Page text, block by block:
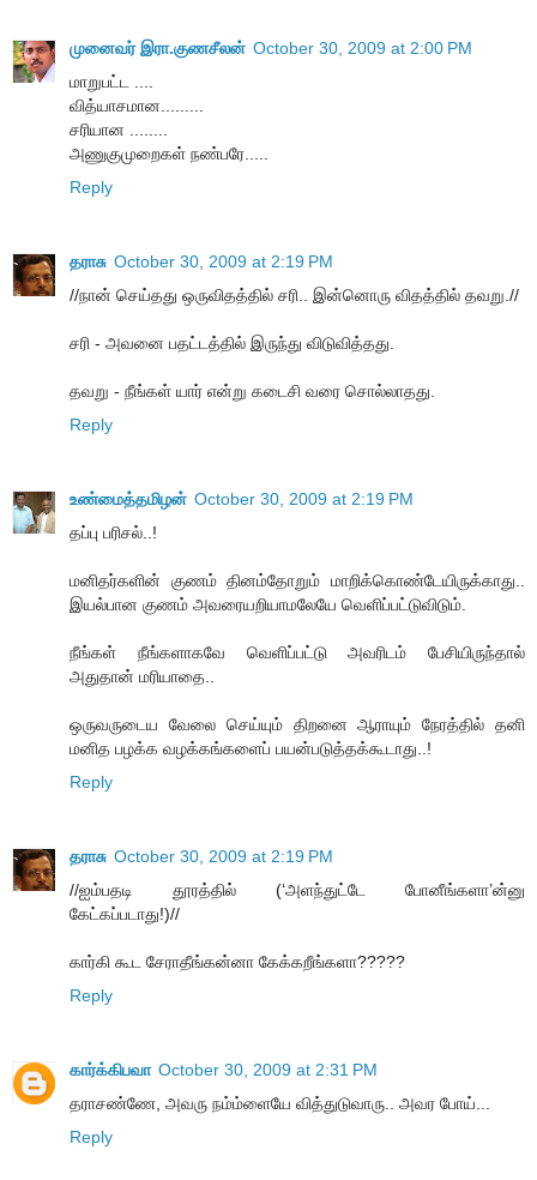
முனைவர் இரா.குணசீலன் October 30, 2009 at 2:00 PM
மாறுபட்ட ....
வித்யாசமான.........
சரியான ........
அணுகுமுறைகள் நண்பரே.....
Reply
தராசு October 30, 2009 at 2:19 PM
//நான் செய்தது ஒருவிதத்தில் சரி.. இன்னொரு விதத்தில் தவறு.//
சரி - அவனை பதட்டத்தில் இருந்து விடுவித்தது.
தவறு - நீங்கள் யார் என்று கடைசி வரை சொல்லாதது.
Reply
உண்மைத்தமிழன் October 30, 2009 at 2:19 PM
தப்பு பரிசல்..!
மனிதர்களின் குணம் தினம்தோறும் மாறிக்கொண்டேயிருக்காது..
இயல்பான குணம் அவரையறியாமலேயே வெளிப்பட்டுவிடும்.
நீங்கள் நீங்களாகவே வெளிப்பட்டு அவரிடம் பேசியிருந்தால்
அதுதான் மரியாதை..
ஒருவருடைய வேலை செய்யும் திறனை ஆராயும் நேரத்தில் தனி
மனித பழக்க வழக்கங்களைப் பயன்படுத்தக்கூடாது..!
Reply
தராசு October 30, 2009 at 2:19 PM
//ஐம்பதடி தூரத்தில் (‘அளந்துட்டே போனீங்களா’ன்னு
கேட்கப்படாது!)//
கார்கி கூட சேராதீங்கன்னா கேக்கறீங்களா?????
Reply
கார்க்கிபவா October 30, 2009 at 2:31 PM
தராசண்ணே, அவரு நம்ம்ளையே வித்துடுவாரு.. அவர போய்...
Reply